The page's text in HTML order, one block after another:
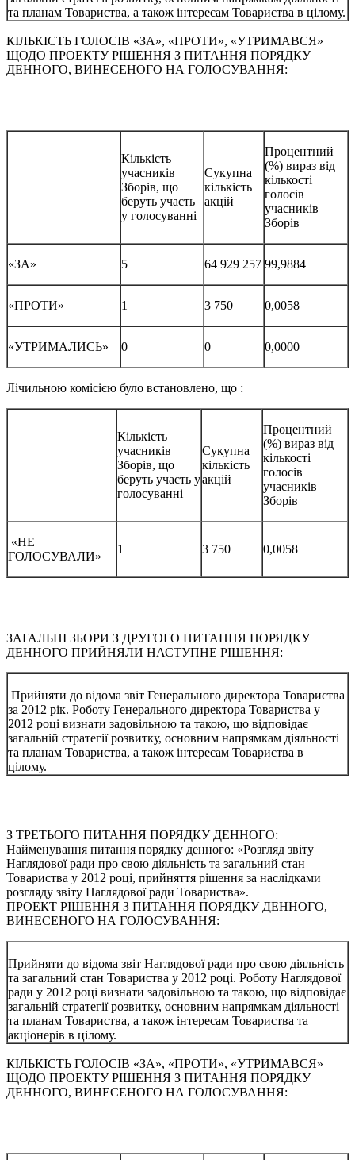
та планам Товариства, а також інтересам Товариства в цілому.
КІЛЬКІСТЬ ГОЛОСІВ «ЗА», «ПРОТИ», «УТРИМАВСЯ»
ЩОДО ПРОЕКТУ РІШЕННЯ З ПИТАННЯ ПОРЯДКУ
ДЕННОГО, ВИНЕСЕНОГО НА ГОЛОСУВАННЯ:
Кількість
учасників
Зборів, що
беруть участь
у голосуванні
Сукупна
кількість
акцій
Процентний
(%) вираз від
кількості
голосів
учасників
Зборів
«ЗА» 5 64 929 257 99,9884
«ПРОТИ» 1 3 750 0,0058
«УТРИМАЛИСЬ» 0 0 0,0000
Лічильною комісією було встановлено, що :
Кількість
учасників
Зборів, що
беруть участь у
голосуванні
Сукупна
кількість
акцій
Процентний
(%) вираз від
кількості
голосів
учасників
Зборів
«НЕ
ГОЛОСУВАЛИ»
1 3 750 0,0058
ЗАГАЛЬНІ ЗБОРИ З ДРУГОГО ПИТАННЯ ПОРЯДКУ
ДЕННОГО ПРИЙНЯЛИ НАСТУПНЕ РІШЕННЯ:
Прийняти до відома звіт Генерального директора Товариства
за 2012 рік. Роботу Генерального директора Товариства у
2012 році визнати задовільною та такою, що відповідає
загальній стратегії розвитку, основним напрямкам діяльності
та планам Товариства, а також інтересам Товариства в
цілому.
З ТРЕТЬОГО ПИТАННЯ ПОРЯДКУ ДЕННОГО:
Найменування питання порядку денного: «Розгляд звіту
Наглядової ради про свою діяльність та загальний стан
Товариства у 2012 році, прийняття рішення за наслідками
розгляду звіту Наглядової ради Товариства».
ПРОЕКТ РІШЕННЯ З ПИТАННЯ ПОРЯДКУ ДЕННОГО,
ВИНЕСЕНОГО НА ГОЛОСУВАННЯ:
Прийняти до відома звіт Наглядової ради про свою діяльність
та загальний стан Товариства у 2012 році. Роботу Наглядової
ради у 2012 році визнати задовільною та такою, що відповідає
загальній стратегії розвитку, основним напрямкам діяльності
та планам Товариства, а також інтересам Товариства та
акціонерів в цілому.
КІЛЬКІСТЬ ГОЛОСІВ «ЗА», «ПРОТИ», «УТРИМАВСЯ»
ЩОДО ПРОЕКТУ РІШЕННЯ З ПИТАННЯ ПОРЯДКУ
ДЕННОГО, ВИНЕСЕНОГО НА ГОЛОСУВАННЯ: